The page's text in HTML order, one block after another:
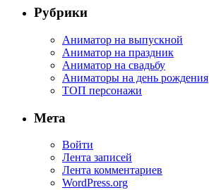
Рубрики
Аниматор на выпускной
Аниматор на праздник
Аниматор на свадьбу
Аниматоры на день рождения
ТОП персонажи
Мета
Войти
Лента записей
Лента комментариев
WordPress.org